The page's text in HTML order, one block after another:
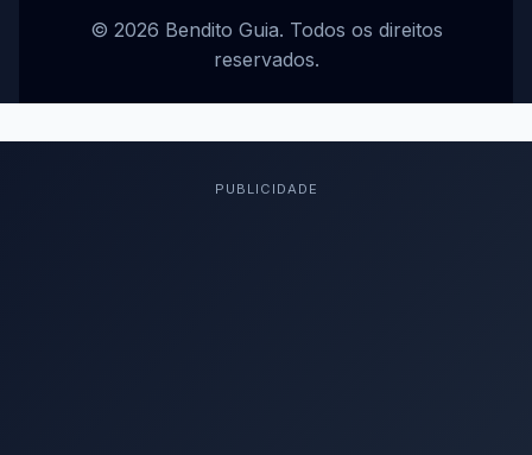
© 2026 Bendito Guia. Todos os direitos
reservados.